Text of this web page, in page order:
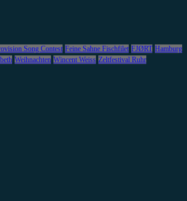
Song Contest Feine Sahne Fischfilet FJØRT Hamburg
Weihnachten Wincent Weiss Zeltfestival Ruhr